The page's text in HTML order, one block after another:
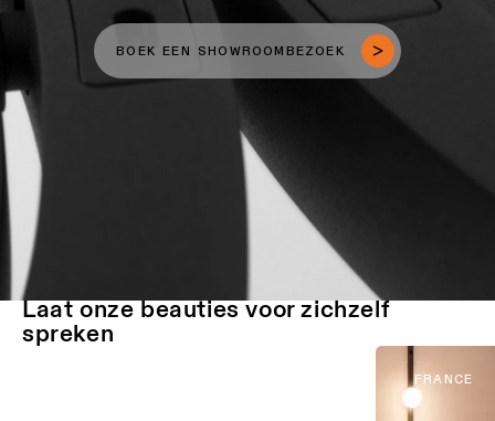
BOEK EEN SHOWROOMBEZOEK
Laat onze beauties voor zichzelf
spreken
FRANCE